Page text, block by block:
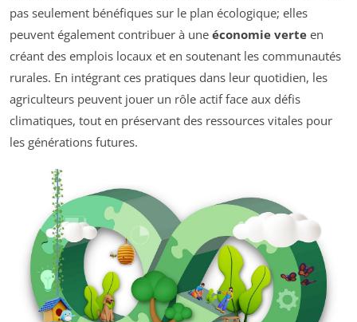
pas seulement bénéfiques sur le plan écologique; elles
peuvent également contribuer à une économie verte en
créant des emplois locaux et en soutenant les communautés
rurales. En intégrant ces pratiques dans leur quotidien, les
agriculteurs peuvent jouer un rôle actif face aux défis
climatiques, tout en préservant des ressources vitales pour
les générations futures.